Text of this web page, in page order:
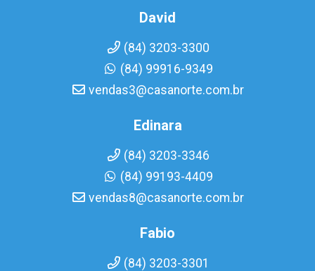
David
(84) 3203-3300
(84) 99916-9349
vendas3@casanorte.com.br
Edinara
(84) 3203-3346
(84) 99193-4409
vendas8@casanorte.com.br
Fabio
(84) 3203-3301